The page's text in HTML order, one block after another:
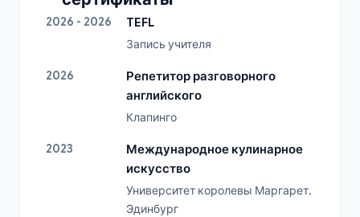
2026 - 2026
TEFL
Запись учителя
2026
Репетитор разговорного
английского
Клапинго
2023
Международное кулинарное
искусство
Университет королевы Маргарет,
Эдинбург